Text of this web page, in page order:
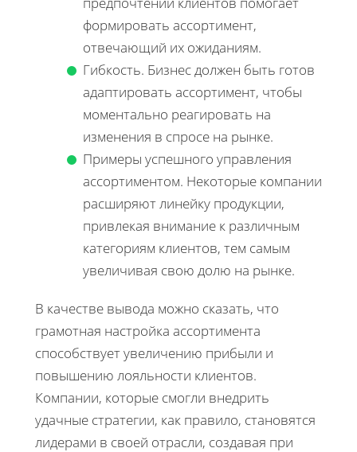
формировать ассортимент,
отвечающий их ожиданиям.
Гибкость. Бизнес должен быть готов
адаптировать ассортимент, чтобы
моментально реагировать на
изменения в спросе на рынке.
Примеры успешного управления
ассортиментом. Некоторые компании
расширяют линейку продукции,
привлекая внимание к различным
категориям клиентов, тем самым
увеличивая свою долю на рынке.
В качестве вывода можно сказать, что
грамотная настройка ассортимента
способствует увеличению прибыли и
повышению лояльности клиентов.
Компании, которые смогли внедрить
удачные стратегии, как правило, становятся
лидерами в своей отрасли, создавая при